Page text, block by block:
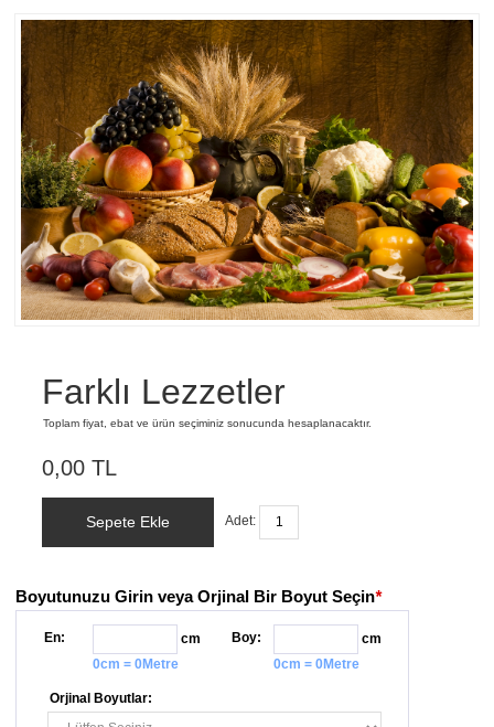
Farklı Lezzetler
Toplam fiyat, ebat ve ürün seçiminiz sonucunda hesaplanacaktır.
0,00 TL
Sepete Ekle Adet:
Boyutunuzu Girin veya Orjinal Bir Boyut Seçin*
En:
cm
0cm = 0Metre
Boy:
cm
0cm = 0Metre
Orjinal Boyutlar: